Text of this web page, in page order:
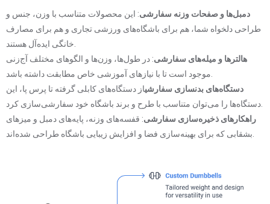
دمبل‌ها و صفحات وزنه سفارشی: این محصولات متناسب با وزن، جنس و
طراحی دلخواه شما، هم برای باشگاه‌های ورزشی تجاری و هم برای مصارف
هالترها و میله‌های سفارشی: در طول‌ها، وزن‌ها و الگوهای مختلف آج‌زنی
دستگاه‌های بدنسازی سفارشیاز دستگاه‌های کابلی گرفته تا پرس پا، این
راهکارهای ذخیره‌سازی سفارشی: قفسه‌های وزنه، پایه‌های دمبل و میزهای